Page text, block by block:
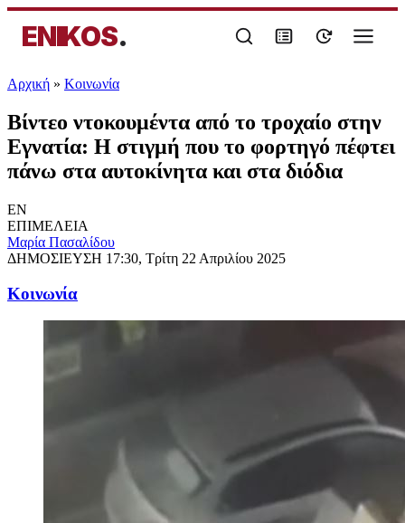
ENIKOS.
Αρχική » Κοινωνία
Βίντεο ντοκουμέντα από το τροχαίο στην
Εγνατία: Η στιγμή που το φορτηγό πέφτει
πάνω στα αυτοκίνητα και στα διόδια
EN
ΕΠΙΜΕΛΕΙΑ
Μαρία Πασαλίδου
ΔΗΜΟΣΙΕΥΣΗ 17:30, Τρίτη 22 Απριλίου 2025
Κοινωνία